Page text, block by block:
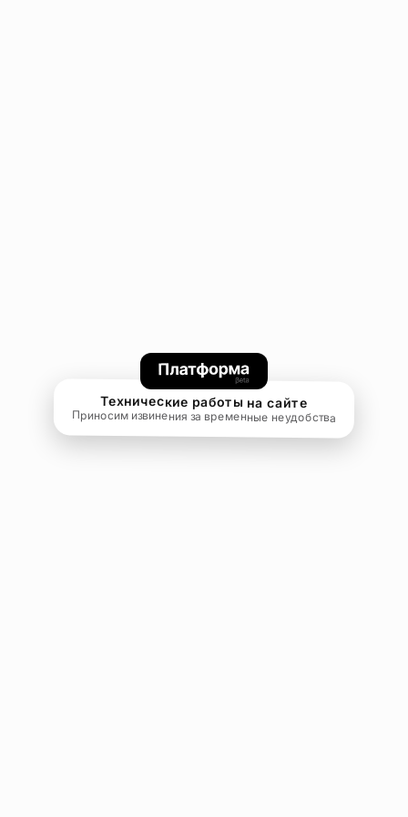
Технические работы на сайте
Приносим извинения за временные неудобства